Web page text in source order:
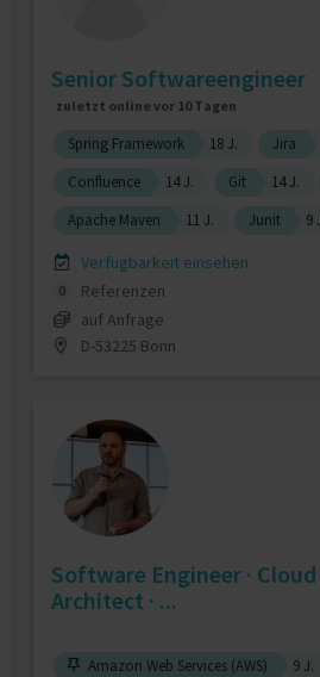
Senior Softwareengineer
zuletzt online vor 10 Tagen
Spring Framework 18 J. Jira
Confluence
14 J. Git 14 J.
Apache Maven
11 J. Junit 9
Verfügbarkeit einsehen
0
Referenzen
auf Anfrage
D-53225 Bonn
Software Engineer ·
Architect · ...
Amazon Web Services (AWS)
9 J.